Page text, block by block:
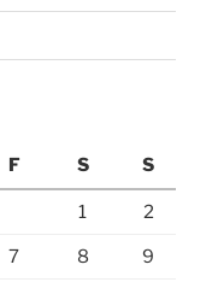
F S S
1 2
7 8 9